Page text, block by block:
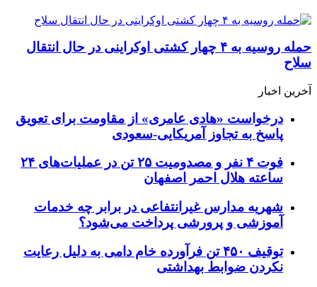
حمله روسیه به ۴ چهار کشتی اوکراینی در حال انتقال
سلاح
آخرین اخبار
درخواست «هادی عامری» از مقاومت برای تعویق
پاسخ به تجاوز آمریکایی-سعودی
فوت ۴ نفر و مصدومیت ۲۵ تن در عملیات‌های ۲۴
ساعته هلال احمر اصفهان
شهریه مدارس غیرانتفاعی در برابر چه خدمات
آموزشی و پرورشی پرداخت می‌شود؟
توقیف ۴۵۰ تن فرآورده خام دامی به دلیل رعایت
نکردن ضوابط بهداشتی